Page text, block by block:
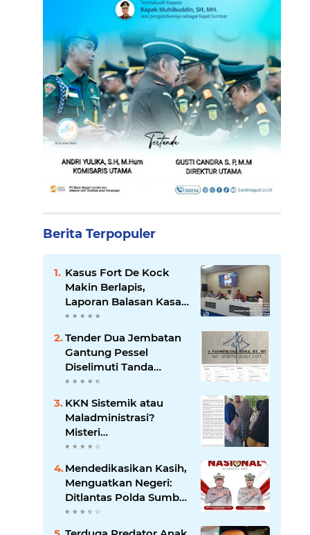
Berita Terpopuler
Kasus Fort De Kock
Makin Berlapis,
Laporan Balasan Kasat
Pol PP Disorot: Upaya
atau Pengalihan Isu?
Tender Dua Jembatan
Gantung Pessel
Diselimuti Tanda
Tanya, Gangguan
di Balik Layar?
KKN Sistemik atau
Maladministrasi?
Misteri
"Dikorbankannya" SDN
Transparansi Pemkot
Padang
Mendedikasikan Kasih,
Menguatkan Negeri:
Ditlantas Polda Sumbar
Apresiasi Peran